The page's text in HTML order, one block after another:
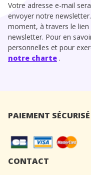
Votre adresse e-mail
envoyer notre
moment, à travers le
newsletter. Pour en
personnelles et pour
notre charte .
PAIEMENT SÉCURISÉ
CONTACT